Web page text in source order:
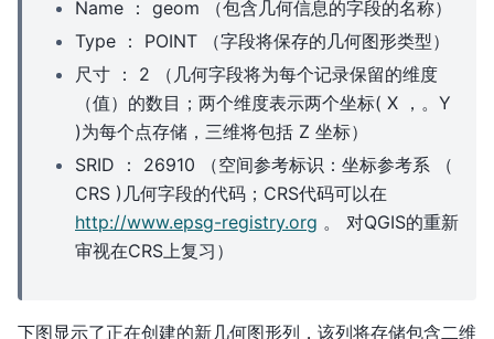
Name ： geom （包含几何信息的字段的名称）
Type ： POINT （字段将保存的几何图形类型）
尺寸 ： 2 （几何字段将为每个记录保留的维度
（值）的数目；两个维度表示两个坐标( X ，。Y
)为每个点存储，三维将包括 Z 坐标）
SRID ： 26910 （空间参考标识：坐标参考系 （
CRS )几何字段的代码；CRS代码可以在
http://www.epsg-registry.org 。 对QGIS的重新
审视在CRS上复习）
下图显示了正在创建的新几何图形列，该列将存储包含二维